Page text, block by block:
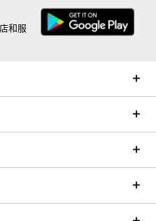
和服